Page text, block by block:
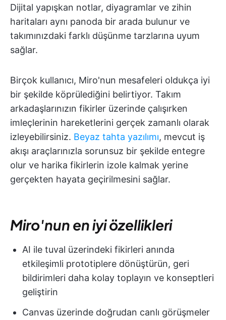
Dijital yapışkan notlar, diyagramlar ve zihin
haritaları aynı panoda bir arada bulunur ve
takımınızdaki farklı düşünme tarzlarına uyum
sağlar.
Birçok kullanıcı, Miro'nun mesafeleri oldukça iyi
bir şekilde köprülediğini belirtiyor. Takım
arkadaşlarınızın fikirler üzerinde çalışırken
imleçlerinin hareketlerini gerçek zamanlı olarak
izleyebilirsiniz. Beyaz tahta yazılımı, mevcut iş
akışı araçlarınızla sorunsuz bir şekilde entegre
olur ve harika fikirlerin izole kalmak yerine
gerçekten hayata geçirilmesini sağlar.
Miro'nun en iyi özellikleri
AI ile tuval üzerindeki fikirleri anında
etkileşimli prototiplere dönüştürün, geri
bildirimleri daha kolay toplayın ve konseptleri
geliştirin
Canvas üzerinde doğrudan canlı görüşmeler